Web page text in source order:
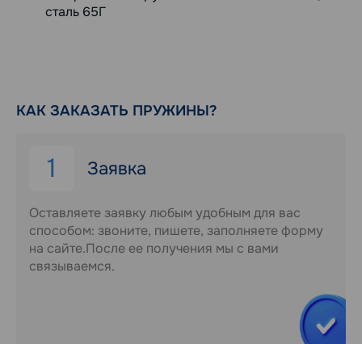
сталь 65Г
КАК ЗАКАЗАТЬ ПРУЖИНЫ?
1 Заявка
Оставляете заявку любым удобным для вас
способом: звоните, пишете, заполняете форму
на сайте.После ее получения мы с вами
связываемся.